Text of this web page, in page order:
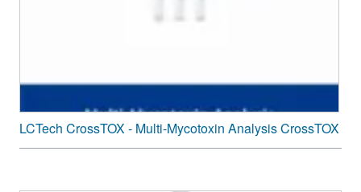
LCTech CrossTOX - Multi-Mycotoxin Analysis CrossTOX